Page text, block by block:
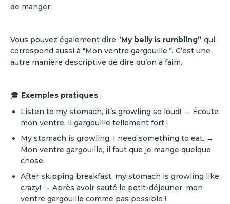
de manger.
Vous pouvez également dire “My belly is rumbling” qui
correspond aussi à "Mon ventre gargouille.”. C’est une
autre manière descriptive de dire qu’on a faim.
🎓 Exemples pratiques :
Listen to my stomach, it’s growling so loud! → Écoute
mon ventre, il gargouille tellement fort !
My stomach is growling, I need something to eat. →
Mon ventre gargouille, il faut que je mange quelque
chose.
After skipping breakfast, my stomach is growling like
crazy! → Après avoir sauté le petit-déjeuner, mon
ventre gargouille comme pas possible !